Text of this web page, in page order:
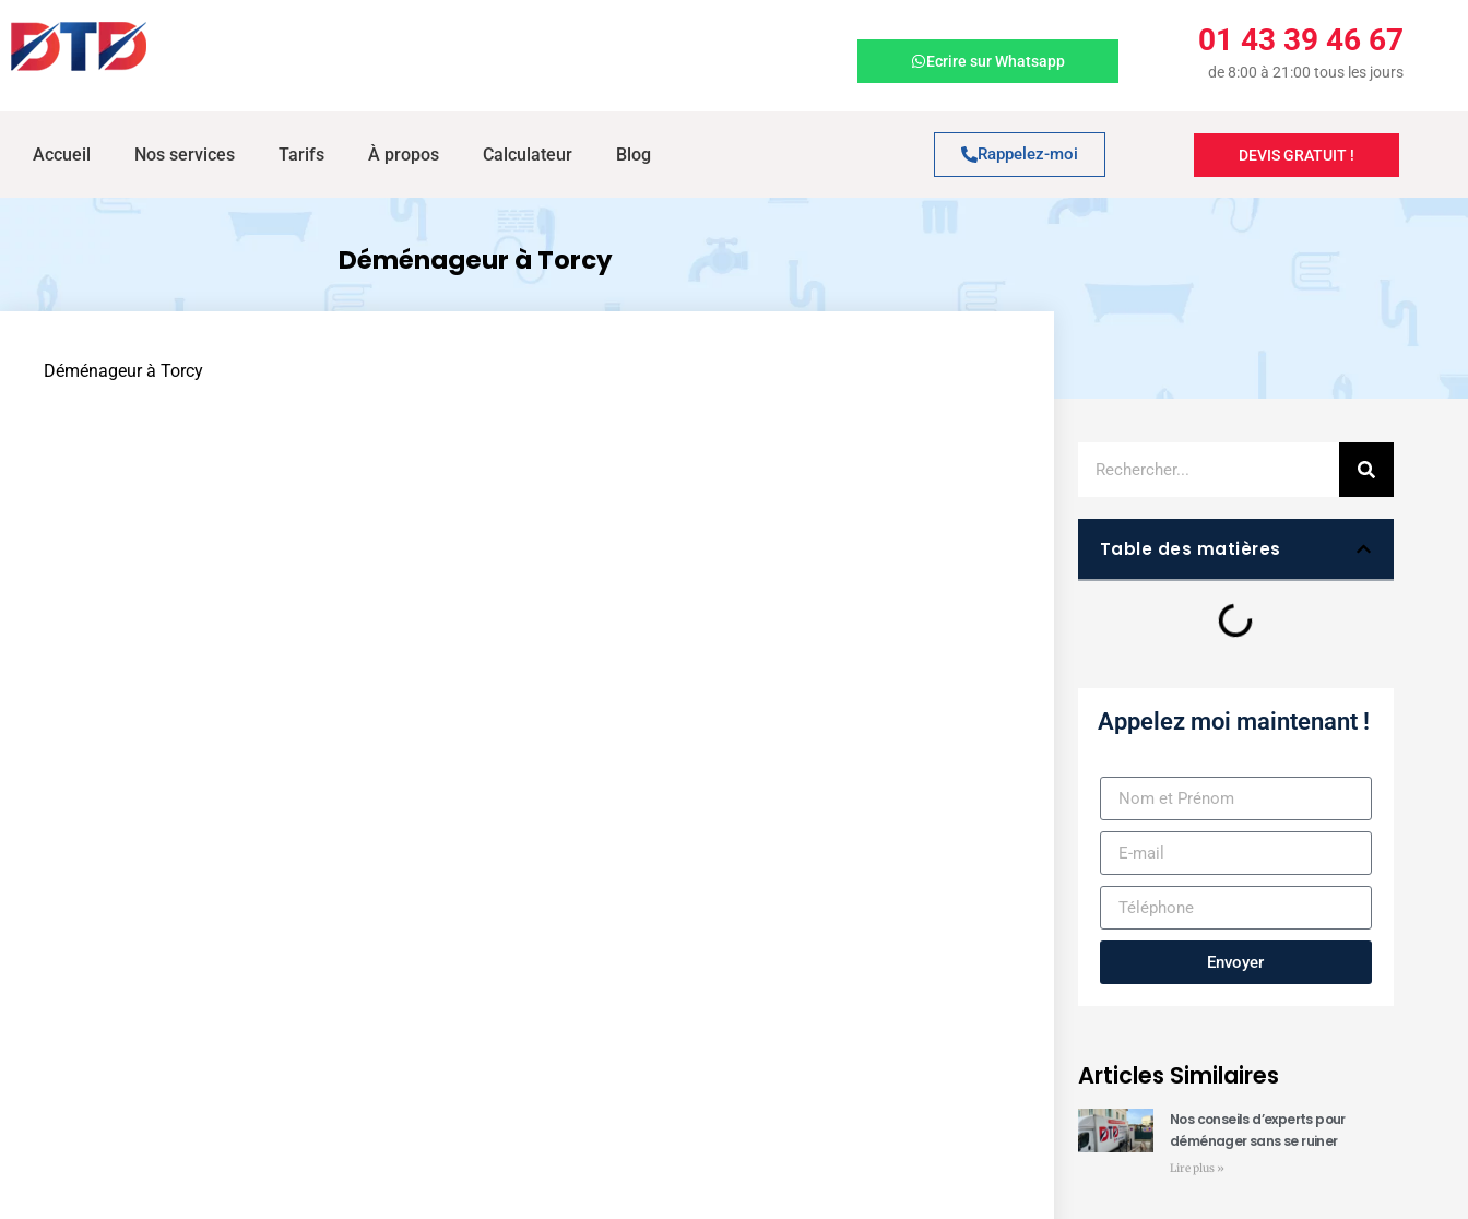
Ecrire sur Whatsapp
01 43 39 46 67
de 8:00 à 21:00 tous les jours
Accueil Nos services Tarifs À propos Calculateur Blog Rappelez-moi DEVIS GRATUIT !
Déménageur à Torcy
Déménageur à Torcy
Table des matières
Appelez moi maintenant !
Envoyer
Articles Similaires
Nos conseils d’experts pour
déménager sans se ruiner
Lire plus »